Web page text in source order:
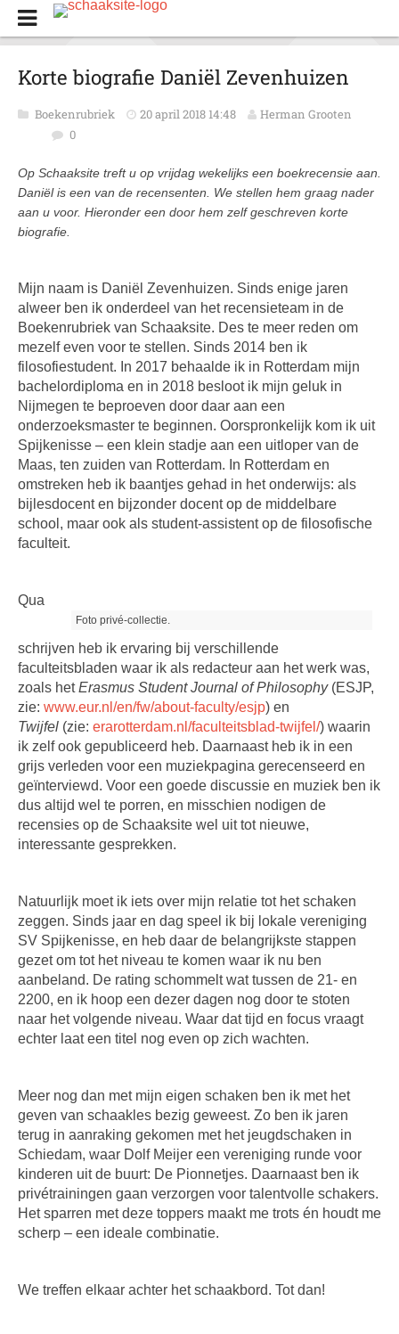
Korte biografie Daniël Zevenhuizen
Boekenrubriek 20 april 2018 14:48
Herman Grooten
0
Op Schaaksite treft u op vrijdag wekelijks een boekrecensie aan.
Daniël is een van de recensenten. We stellen hem graag nader
aan u voor. Hieronder een door hem zelf geschreven korte
biografie.
Mijn naam is Daniël Zevenhuizen. Sinds enige jaren
alweer ben ik onderdeel van het recensieteam in de
Boekenrubriek van Schaaksite. Des te meer reden om
mezelf even voor te stellen. Sinds 2014 ben ik
filosofiestudent. In 2017 behaalde ik in Rotterdam mijn
bachelordiploma en in 2018 besloot ik mijn geluk in
Nijmegen te beproeven door daar aan een
onderzoeksmaster te beginnen. Oorspronkelijk kom ik uit
Spijkenisse – een klein stadje aan een uitloper van de
Maas, ten zuiden van Rotterdam. In Rotterdam en
omstreken heb ik baantjes gehad in het onderwijs: als
bijlesdocent en bijzonder docent op de middelbare
school, maar ook als student-assistent op de filosofische
faculteit.
Foto privé-collectie.
Qua
schrijven heb ik ervaring bij verschillende
faculteitsbladen waar ik als redacteur aan het werk was,
zoals hetErasmus Student Journal of Philosophy(ESJP,
zie: www.eur.nl/en/fw/about-faculty/esjp) en
Twijfel (zie: erarotterdam.nl/faculteitsblad-twijfel/) waarin
ik zelf ook gepubliceerd heb. Daarnaast heb ik in een
grijs verleden voor een muziekpagina gerecenseerd en
geïnterviewd. Voor een goede discussie en muziek ben ik
dus altijd wel te porren, en misschien nodigen de
recensies op de Schaaksite wel uit tot nieuwe,
interessante gesprekken.
Natuurlijk moet ik iets over mijn relatie tot het schaken
zeggen. Sinds jaar en dag speel ik bij lokale vereniging
SV Spijkenisse, en heb daar de belangrijkste stappen
gezet om tot het niveau te komen waar ik nu ben
aanbeland. De rating schommelt wat tussen de 21- en
2200, en ik hoop een dezer dagen nog door te stoten
naar het volgende niveau. Waar dat tijd en focus vraagt
echter laat een titel nog even op zich wachten.
Meer nog dan met mijn eigen schaken ben ik met het
geven van schaakles bezig geweest. Zo ben ik jaren
terug in aanraking gekomen met het jeugdschaken in
Schiedam, waar Dolf Meijer een vereniging runde voor
kinderen uit de buurt: De Pionnetjes. Daarnaast ben ik
privétrainingen gaan verzorgen voor talentvolle schakers.
Het sparren met deze toppers maakt me trots én houdt me
scherp – een ideale combinatie.
We treffen elkaar achter het schaakbord. Tot dan!